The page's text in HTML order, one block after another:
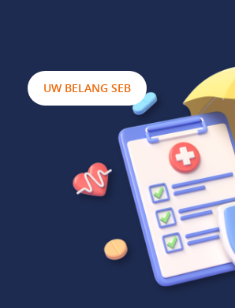
UW BELANG SEB